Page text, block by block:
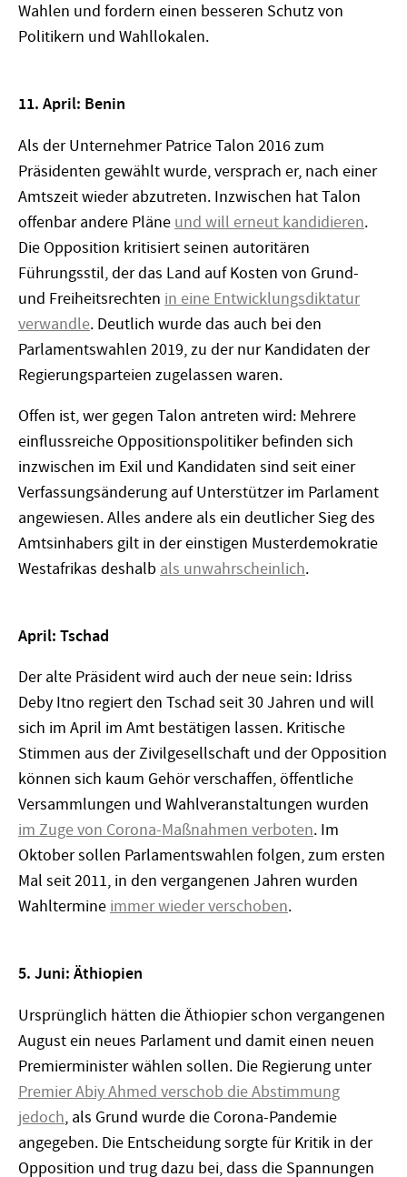
Wahlen und fordern einen besseren Schutz von
Politikern und Wahllokalen.
11. April: Benin
Als der Unternehmer Patrice Talon 2016 zum
Präsidenten gewählt wurde, versprach er, nach einer
Amtszeit wieder abzutreten. Inzwischen hat Talon
offenbar andere Pläne und will erneut kandidieren.
Die Opposition kritisiert seinen autoritären
Führungsstil, der das Land auf Kosten von Grund-
und Freiheitsrechten in eine Entwicklungsdiktatur
verwandle. Deutlich wurde das auch bei den
Parlamentswahlen 2019, zu der nur Kandidaten der
Regierungsparteien zugelassen waren.
Offen ist, wer gegen Talon antreten wird: Mehrere
einflussreiche Oppositionspolitiker befinden sich
inzwischen im Exil und Kandidaten sind seit einer
Verfassungsänderung auf Unterstützer im Parlament
angewiesen. Alles andere als ein deutlicher Sieg des
Amtsinhabers gilt in der einstigen Musterdemokratie
Westafrikas deshalb als unwahrscheinlich.
April: Tschad
Der alte Präsident wird auch der neue sein: Idriss
Deby Itno regiert den Tschad seit 30 Jahren und will
sich im April im Amt bestätigen lassen. Kritische
Stimmen aus der Zivilgesellschaft und der Opposition
können sich kaum Gehör verschaffen, öffentliche
Versammlungen und Wahlveranstaltungen wurden
im Zuge von Corona-Maßnahmen verboten. Im
Oktober sollen Parlamentswahlen folgen, zum ersten
Mal seit 2011, in den vergangenen Jahren wurden
Wahltermine immer wieder verschoben.
5. Juni: Äthiopien
Ursprünglich hätten die Äthiopier schon vergangenen
August ein neues Parlament und damit einen neuen
Premierminister wählen sollen. Die Regierung unter
Premier Abiy Ahmed verschob die Abstimmung
jedoch, als Grund wurde die Corona-Pandemie
angegeben. Die Entscheidung sorgte für Kritik in der
Opposition und trug dazu bei, dass die Spannungen